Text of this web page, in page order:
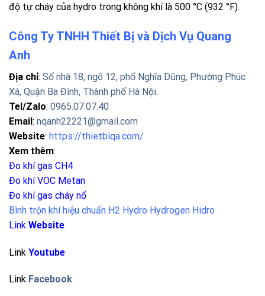
độ tự cháy của hydro trong không khí là 500 °C (932 °F).
Công Ty TNHH Thiết Bị và Dịch Vụ Quang
Anh
Địa chỉ: Số nhà 18, ngõ 12, phố Nghĩa Dũng, Phường Phúc
Xá, Quận Ba Đình, Thành phố Hà Nội.
Tel/Zalo: 0965.07.07.40
Email: nqanh22221@gmail.com
Website: https://thietbiqa.com/
Xem thêm:
Đo khí gas CH4
Đo khí VOC Metan
Đo khí gas cháy nổ
Bình trộn khí hiệu chuẩn H2 Hydro Hydrogen Hidro
Link Website
Link Youtube
Link Facebook